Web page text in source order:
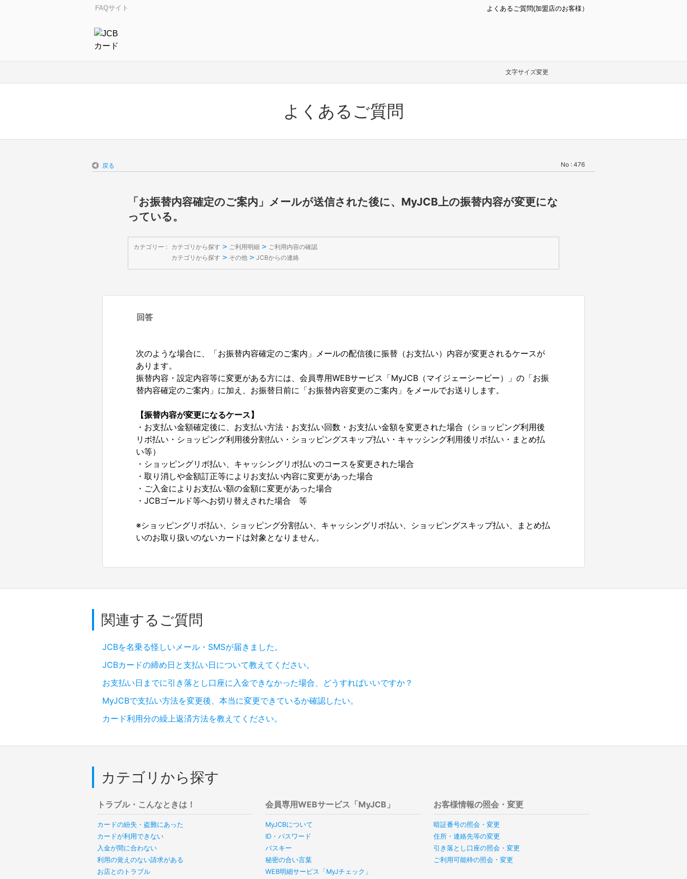
FAQサイト よくあるご質問(加盟店のお客様）
文字サイズ変更
よくあるご質問
戻る No : 476
「お振替内容確定のご案内」メールが送信された後に、MyJCB上の振替内容が変更にな
っている。
カテゴリー : カテゴリから探す > ご利用明細 > ご利用内容の確認
カテゴリから探す > その他 > JCBからの連絡
回答
次のような場合に、「お振替内容確定のご案内」メールの配信後に振替（お支払い）内容が変更されるケースが
あります。
振替内容・設定内容等に変更がある方には、会員専用WEBサービス「MyJCB（マイジェーシービー）」の「お振
替内容確定のご案内」に加え、お振替日前に「お振替内容変更のご案内」をメールでお送りします。
【振替内容が変更になるケース】
・お支払い金額確定後に、お支払い方法・お支払い回数・お支払い金額を変更された場合（ショッピング利用後
リボ払い・ショッピング利用後分割払い・ショッピングスキップ払い・キャッシング利用後リボ払い・まとめ払
い等）
・ショッピングリボ払い、キャッシングリボ払いのコースを変更された場合
・取り消しや金額訂正等によりお支払い内容に変更があった場合
・ご入金によりお支払い額の金額に変更があった場合
・JCBゴールド等へお切り替えされた場合 等
※ショッピングリボ払い、ショッピング分割払い、キャッシングリボ払い、ショッピングスキップ払い、まとめ払
いのお取り扱いのないカードは対象となりません。
関連するご質問
JCBを名乗る怪しいメール・SMSが届きました。
JCBカードの締め日と支払い日について教えてください。
お支払い日までに引き落とし口座に入金できなかった場合、どうすればいいですか？
MyJCBで支払い方法を変更後、本当に変更できているか確認したい。
カード利用分の繰上返済方法を教えてください。
カテゴリから探す
トラブル・こんなときは！
カードの紛失・盗難にあった
カードが利用できない
入金が間に合わない
利用の覚えのない請求がある
お店とのトラブル
会員専用WEBサービス「MyJCB」
MyJCBについて
ID・パスワード
パスキー
秘密の合い言葉
WEB明細サービス「MyJチェック」
お客様情報の照会・変更
暗証番号の照会・変更
住所・連絡先等の変更
引き落とし口座の照会・変更
ご利用可能枠の照会・変更